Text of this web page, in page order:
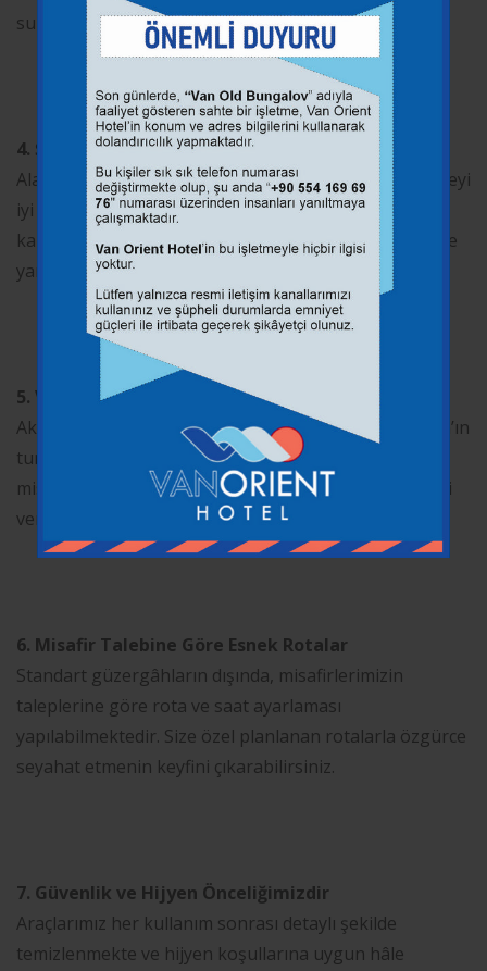
sunuyoruz.
4. Şoförlü Özel Servis Hizmeti
Alanında deneyimli ve güler yüzlü sürücülerimiz, bölgeyi
iyi bilen rehber niteliğindedir. Sadece ulaştırmakla
kalmaz, aynı zamanda yolculuğunuzun her anında size
yardımcı olur.
5. Van ve Çevresi İçin Günlük Turlar
Akdamar Adası, Muradiye Şelalesi, Van Kalesi gibi Van’ın
turistik noktalarına ulaşım sağlamak isteyen
misafirlerimiz için VIP araçlarımızla günlük tur hizmeti
veriyoruz.
6. Misafir Talebine Göre Esnek Rotalar
Standart güzergâhların dışında, misafirlerimizin
taleplerine göre rota ve saat ayarlaması
yapılabilmektedir. Size özel planlanan rotalarla özgürce
seyahat etmenin keyfini çıkarabilirsiniz.
7. Güvenlik ve Hijyen Önceliğimizdir
Araçlarımız her kullanım sonrası detaylı şekilde
temizlenmekte ve hijyen koşullarına uygun hâle